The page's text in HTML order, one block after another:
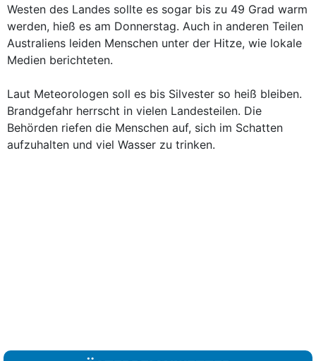
Westen des Landes sollte es sogar bis zu 49 Grad warm
werden, hieß es am Donnerstag. Auch in anderen Teilen
Australiens leiden Menschen unter der Hitze, wie lokale
Medien berichteten.
Laut Meteorologen soll es bis Silvester so heiß bleiben.
Brandgefahr herrscht in vielen Landesteilen. Die
Behörden riefen die Menschen auf, sich im Schatten
aufzuhalten und viel Wasser zu trinken.